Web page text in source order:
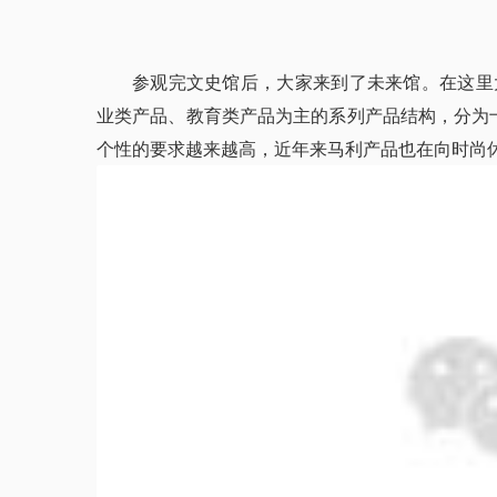
参观完文史馆后，大家来到了未来馆。在这
业类产品、教育类产品为主的系列产品结构，分
个性的要求越来越高，近年来马利产品也在向时